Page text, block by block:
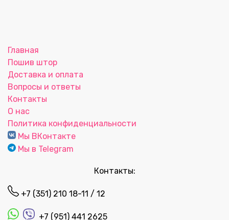
Главная
Пошив штор
Доставка и оплата
Вопросы и ответы
Контакты
О нас
Политика конфиденциальности
Мы ВКонтакте
Мы в Telegram
Контакты:
+7 (351) 210 18-11 / 12
+7 (951) 441 2625